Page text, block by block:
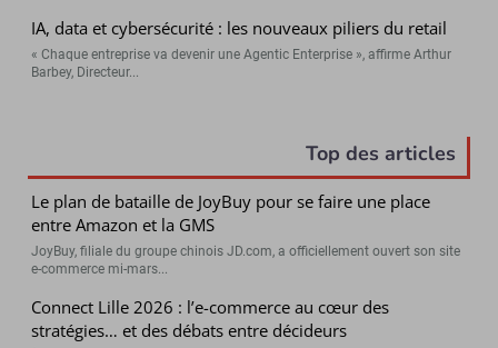
IA, data et cybersécurité : les nouveaux piliers du retail
« Chaque entreprise va devenir une Agentic Enterprise », affirme Arthur
Barbey, Directeur...
Top des articles
Le plan de bataille de JoyBuy pour se faire une place
entre Amazon et la GMS
JoyBuy, filiale du groupe chinois JD.com, a officiellement ouvert son site
e-commerce mi-mars...
Connect Lille 2026 : l’e-commerce au cœur des
stratégies… et des débats entre décideurs